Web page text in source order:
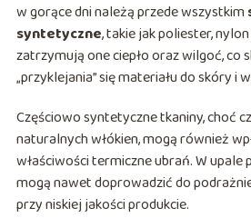
w gorące dni należą przede wszystkim
syntetyczne, takie jak poliester,
zatrzymują one ciepło oraz wilgoć, co
„przyklejania” się materiału do skóry i
Częściowo syntetyczne tkaniny, choć
naturalnych włókien, mogą również
właściwości termiczne ubrań. W upale
mogą nawet doprowadzić do
przy niskiej jakości produkcie.